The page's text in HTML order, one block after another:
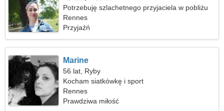
Potrzebuję szlachetnego przyjaciela w pobliżu
Rennes
Przyjaźń
Marine
56 lat, Ryby
Kocham siatkówkę i sport
Rennes
Prawdziwa miłość